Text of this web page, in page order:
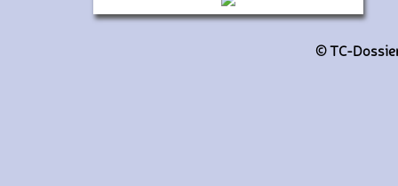
8461 (RATP)
© TC-